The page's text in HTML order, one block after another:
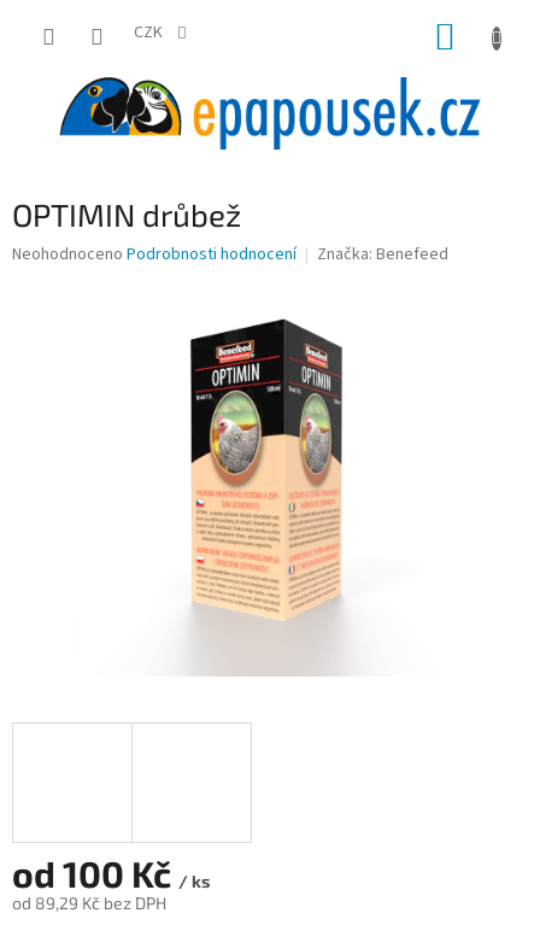
CZK
OPTIMIN drůbež
Průměrné
Neohodnoceno Podrobnosti hodnocení Značka: Benefeed
od 100 Kč / ks
od 89,29 Kč bez DPH